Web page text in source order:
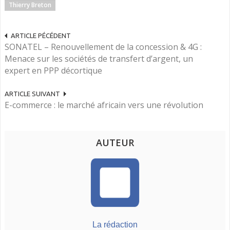
Thierry Breton
ARTICLE PÉCÉDENT
SONATEL – Renouvellement de la concession & 4G :
Menace sur les sociétés de transfert d’argent, un
expert en PPP décortique
ARTICLE SUIVANT
E-commerce : le marché africain vers une révolution
AUTEUR
La rédaction